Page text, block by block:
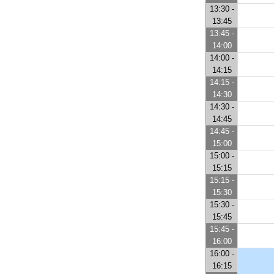
13:30 -
13:45
13:45 -
14:00
14:00 -
14:15
14:15 -
14:30
14:30 -
14:45
14:45 -
15:00
15:00 -
15:15
15:15 -
15:30
15:30 -
15:45
15:45 -
16:00
16:00 -
16:15